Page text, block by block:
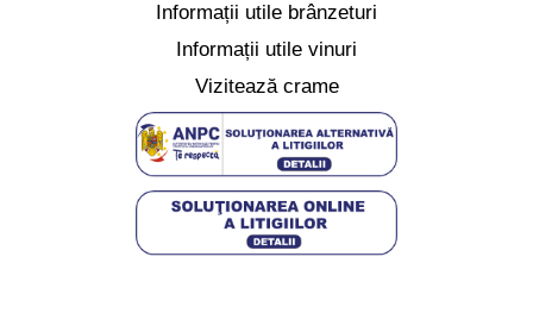
Informații utile brânzeturi
Informații utile vinuri
Vizitează crame